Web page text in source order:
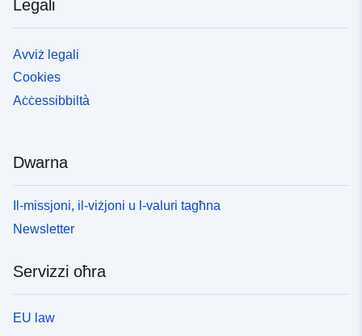
Legali
Avviż legali
Cookies
Aċċessibbiltà
Dwarna
Il-missjoni, il-viżjoni u l-valuri tagħna
Newsletter
Servizzi oħra
EU law